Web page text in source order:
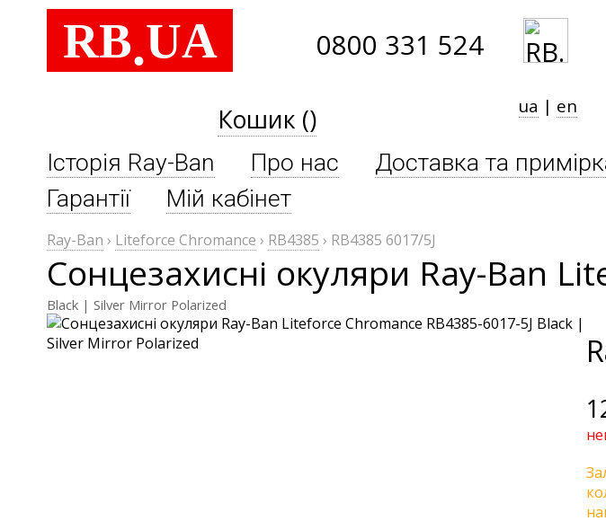
RB.UA 0800 331 524
Кошик () ua | en
Історія Ray-Ban Про нас Доставка та
Гарантії
Мій кабінет
Ray-Ban › Liteforce Chromance › RB4385 › RB4385 6017/5J
Сонцезахисні окуляри Ray-Ban
Black | Silver Mirror Polarized